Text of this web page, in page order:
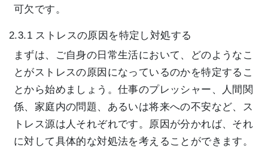
可欠です。
2.3.1 ストレスの原因を特定し対処する
まずは、ご自身の日常生活において、どのようなこ
とがストレスの原因になっているのかを特定するこ
とから始めましょう。仕事のプレッシャー、人間関
係、家庭内の問題、あるいは将来への不安など、ス
トレス源は人それぞれです。原因が分かれば、それ
に対して具体的な対処法を考えることができます。